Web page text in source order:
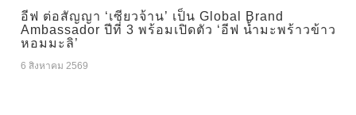
อีฟ ต่อสัญญา ‘เซียวจ้าน’ เป็น Global Brand
Ambassador ปีที่ 3 พร้อมเปิดตัว ‘อีฟ น้ำมะพร้าวข้าว
หอมมะลิ’
6 สิงหาคม 2569